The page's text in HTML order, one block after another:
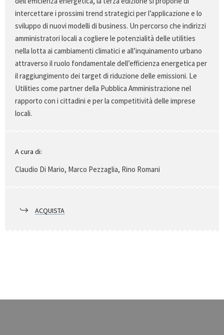
intercettare i prossimi trend strategici per l’applicazione e lo
sviluppo di nuovi modelli di business. Un percorso che indirizzi
amministratori locali a cogliere le potenzialità delle utilities
nella lotta ai cambiamenti climatici e all’inquinamento urbano
attraverso il ruolo fondamentale dell’efficienza energetica per
il raggiungimento dei target di riduzione delle emissioni. Le
Utilities come partner della Pubblica Amministrazione nel
rapporto con i cittadini e per la competitività delle imprese
locali.
A cura di:
Claudio Di Mario, Marco Pezzaglia, Rino Romani
ACQUISTA